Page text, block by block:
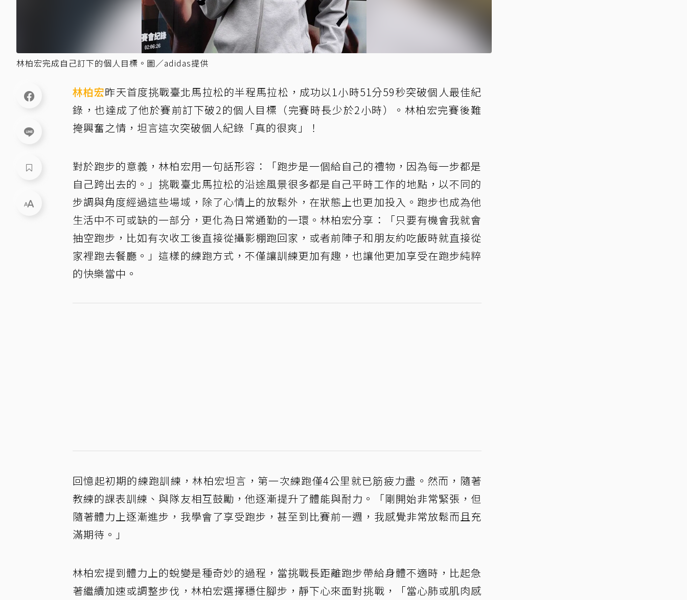
林柏宏完成自己訂下的個人目標。圖／adidas提供
林柏宏昨天首度挑戰臺北馬拉松的半程馬拉松，成功以1小時51分59秒突破個人最佳紀
錄，也達成了他於賽前訂下破2的個人目標（完賽時長少於2小時）。林柏宏完賽後難
掩興奮之情，坦言這次突破個人紀錄「真的很爽」！
對於跑步的意義，林柏宏用一句話形容：「跑步是一個給自己的禮物，因為每一步都是
自己跨出去的。」挑戰臺北馬拉松的沿途風景很多都是自己平時工作的地點，以不同的
步調與角度經過這些場域，除了心情上的放鬆外，在狀態上也更加投入。跑步也成為他
生活中不可或缺的一部分，更化為日常通勤的一環。林柏宏分享：「只要有機會我就會
抽空跑步，比如有次收工後直接從攝影棚跑回家，或者前陣子和朋友約吃飯時就直接從
家裡跑去餐廳。」這樣的練跑方式，不僅讓訓練更加有趣，也讓他更加享受在跑步純粹
的快樂當中。
回憶起初期的練跑訓練，林柏宏坦言，第一次練跑僅4公里就已筋疲力盡。然而，隨著
教練的課表訓練、與隊友相互鼓勵，他逐漸提升了體能與耐力。「剛開始非常緊張，但
隨著體力上逐漸進步，我學會了享受跑步，甚至到比賽前一週，我感覺非常放鬆而且充
滿期待。」
林柏宏提到體力上的蛻變是種奇妙的過程，當挑戰長距離跑步帶給身體不適時，比起急
著繼續加速或調整步伐，林柏宏選擇穩住腳步，靜下心來面對挑戰，「當心肺或肌肉感